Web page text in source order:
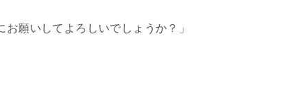
願いしてよろしいでしょうか？」